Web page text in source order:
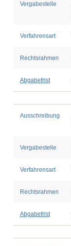
Vergabestelle
Verfahrensart
Rechtsrahmen
Abgabefrist
Ausschreibung
Vergabestelle
Verfahrensart
Rechtsrahmen
Abgabefrist